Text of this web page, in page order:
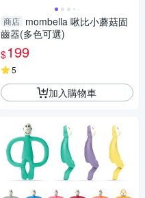
商店 mombella 啾比小蘑菇固
齒器(多色可選)
$199
5
加入購物車